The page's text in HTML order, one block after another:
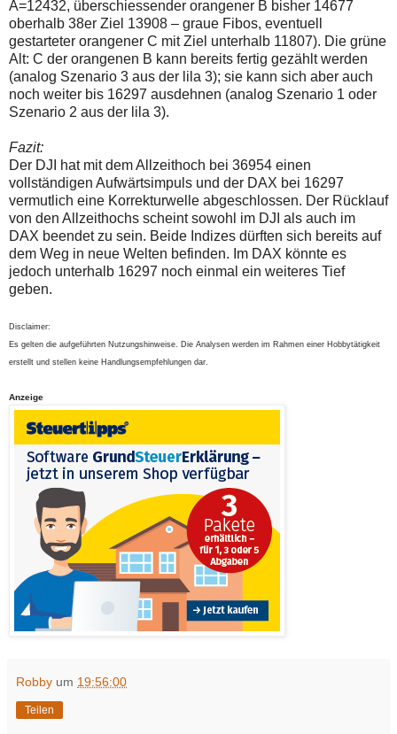
A=12432, überschiessender orangener B bisher 14677
oberhalb 38er Ziel 13908 – graue Fibos, eventuell
gestarteter orangener C mit Ziel unterhalb 11807). Die grüne
Alt: C der orangenen B kann bereits fertig gezählt werden
(analog Szenario 3 aus der lila 3); sie kann sich aber auch
noch weiter bis 16297 ausdehnen (analog Szenario 1 oder
Szenario 2 aus der lila 3).
Fazit:
Der DJI hat mit dem Allzeithoch bei 36954 einen
vollständigen Aufwärtsimpuls und der DAX bei 16297
vermutlich eine Korrekturwelle abgeschlossen. Der Rücklauf
von den Allzeithochs scheint sowohl im DJI als auch im
DAX beendet zu sein. Beide Indizes dürften sich bereits auf
dem Weg in neue Welten befinden. Im DAX könnte es
jedoch unterhalb 16297 noch einmal ein weiteres Tief
geben.
Disclaimer:
Es gelten die aufgeführten Nutzungshinweise. Die Analysen werden im Rahmen einer Hobbytätigkeit
erstellt und stellen keine Handlungsempfehlungen dar.
Anzeige
Robby um 19:56:00
Teilen